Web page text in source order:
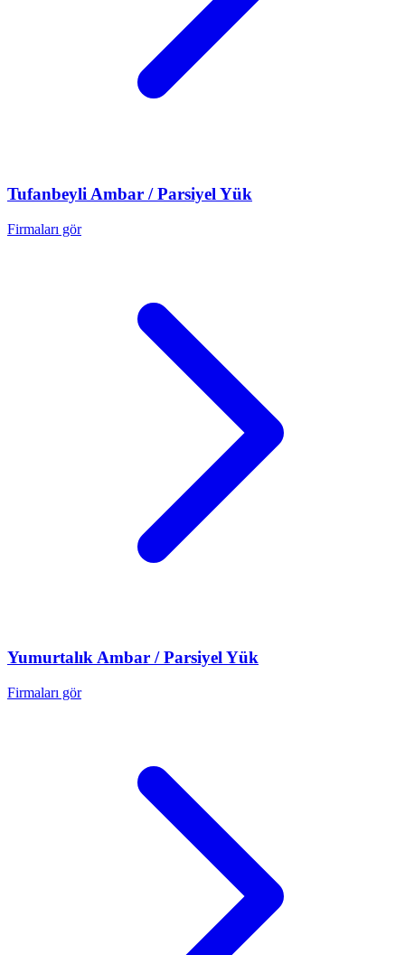
Tufanbeyli Ambar / Parsiyel Yük
Firmaları gör
YumurtalıkAmbar / Parsiyel Yük
Firmaları gör